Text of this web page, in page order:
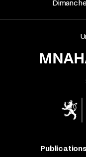
Publications